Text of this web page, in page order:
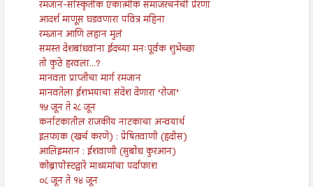
रमजान-सांस्कृतीक एकात्मीक समाजरचनेची प्रेरणा
आदर्श माणूस घडवणारा पवित्र महिना
रमज़ान आणि लहान मुलं
समस्त देशबांधवांना ईदच्या मनःपूर्वक शुभेच्छा
तो कुठे हरवला...?
मानवता प्राप्तीचा मार्ग रमजान
मानवतेला ईशभयाचा संदेश देणारा ‘रोजा’
१५ जून ते २८ जून
कर्नाटकातील राजकीय नाटकाचा अन्वयार्थ
इऩफा़क (खर्च करणे) : प्रेषितवाणी (हदीस)
आलिइमरान : ईशवाणी (सुबोध कुरआन)
कोब्रापोस्टद्वारे माध्यमांचा पर्दाफाश
०८ जून ते १४ जून